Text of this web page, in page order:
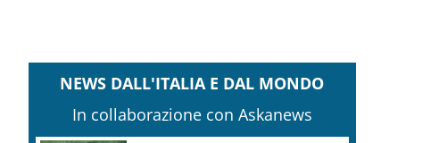
NEWS DALL'ITALIA E DAL MONDO
In collaborazione con Askanews